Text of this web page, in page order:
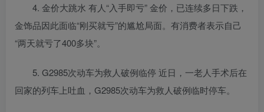
4. 金价大跳水 有人“入手即亏” 金价，已连续多日下跌，
金饰品因此面临“刚买就亏”的尴尬局面。有消费者表示自己
“两天就亏了400多块”。
5. G2985次动车为救人破例临停 近日，一老人手术后在
回家的列车上吐血，G2985次动车为救人破例临时停车。